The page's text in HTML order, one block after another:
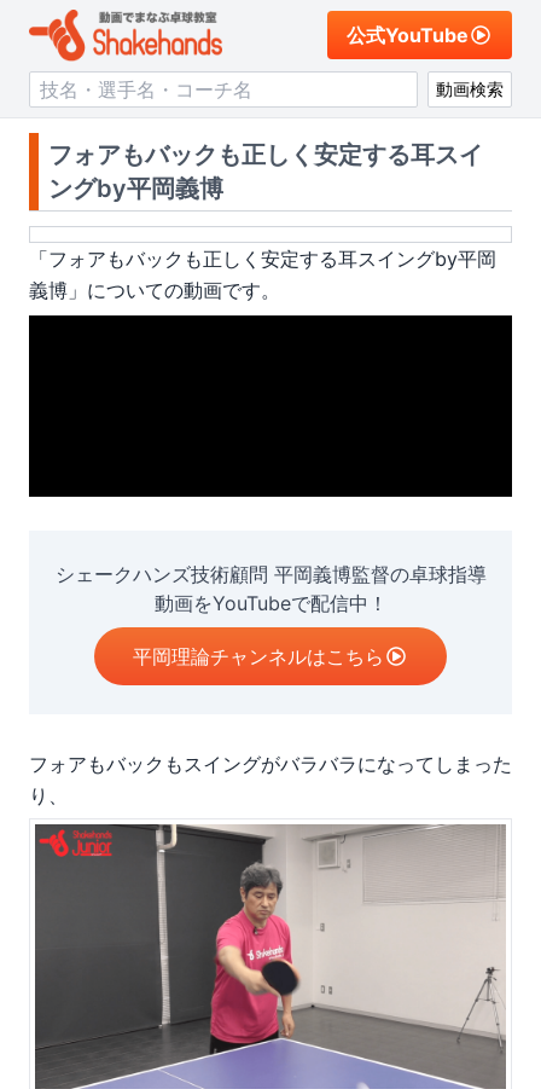
公式YouTube
動画検索
フォアもバックも正しく安定する耳スイ
ングby平岡義博
「フォアもバックも正しく安定する耳スイングby平岡
義博 」についての動画です。
シェークハンズ技術顧問 平岡義博監督の卓球指導
動画をYouTubeで配信中！
平岡理論チャンネルはこちら
フォアもバックもスイングがバラバラになってしまった
り、